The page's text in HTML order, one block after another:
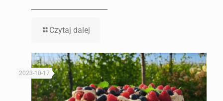
Czytaj dalej
2023-10-17